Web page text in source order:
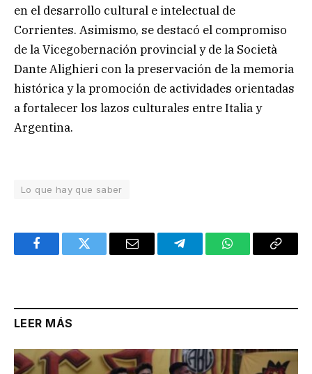
en el desarrollo cultural e intelectual de
Corrientes. Asimismo, se destacó el compromiso
de la Vicegobernación provincial y de la Società
Dante Alighieri con la preservación de la memoria
histórica y la promoción de actividades orientadas
a fortalecer los lazos culturales entre Italia y
Argentina.
Lo que hay que saber
FacebookTwitter Email TelegramWhatsAppCopy
LEER MÁS